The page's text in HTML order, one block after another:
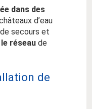
dans des
d’eau
secours et
réseau de
de